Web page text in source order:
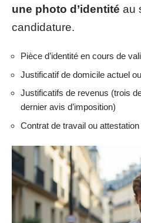
une photo d’identité au
candidature.
Pièce d’identité en cours de
Justificatif de domicile actuel
Justificatifs de revenus (trois
dernier avis d’imposition)
Contrat de travail ou attestation